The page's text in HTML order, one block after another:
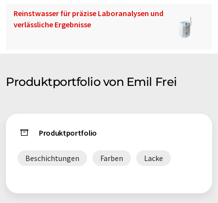
Reinstwasser für präzise Laboranalysen und
verlässliche Ergebnisse
Produktportfolio von Emil Frei
Produktportfolio
Beschichtungen Farben Lacke